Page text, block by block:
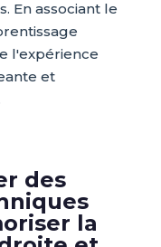
En associant le
l'expérience
et
des
la